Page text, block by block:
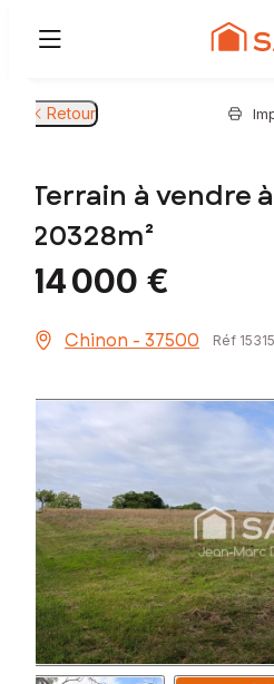
Retour
Terrain à vendre
20328m²
14 000 €
Chinon - 37500 Réf